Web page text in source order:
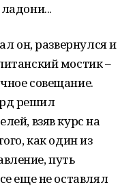
он, развернулся и
мостик –
совещание.
решил
взяв курс на
как один из
путь
еще не оставлял